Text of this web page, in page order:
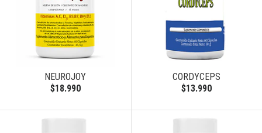
NEUROJOY
$18.990
CORDYCEPS
$13.990